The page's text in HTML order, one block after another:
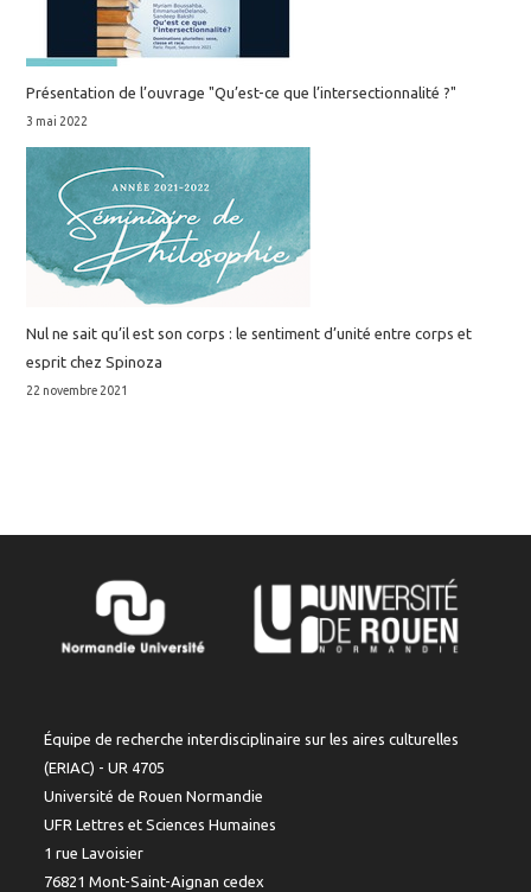
Présentation de l’ouvrage "Qu’est-ce que l’intersectionnalité ?"
3 mai 2022
Nul ne sait qu’il est son corps : le sentiment d’unité entre corps et
esprit chez Spinoza
22 novembre 2021
Équipe de recherche interdisciplinaire sur les aires culturelles
(ERIAC) - UR 4705
Université de Rouen Normandie
UFR Lettres et Sciences Humaines
1 rue Lavoisier
76821 Mont-Saint-Aignan cedex